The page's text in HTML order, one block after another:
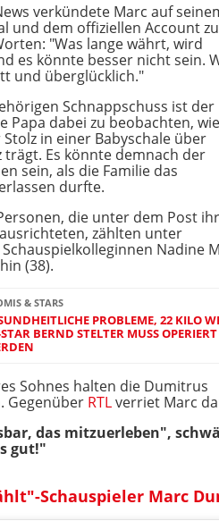
verkündete Marc auf
und dem offiziellen Account
"Was lange währt, wird
es könnte besser nicht sein.
und überglücklich."
Schnappschuss ist der
Papa dabei zu beobachten,
in einer Babyschale über
trägt. Es könnte demnach der
sein, als die Familie das
durfte.
die unter dem Post
zählten unter
Nadine
(38).
& STARS
PROBLEME, 22 KILO
BERND STELTER MUSS OPERIERT
Sohnes halten die Dumitrus
Gegenüber RTLverriet Marc
das mitzuerleben",
gut!"
Schauspieler Marc